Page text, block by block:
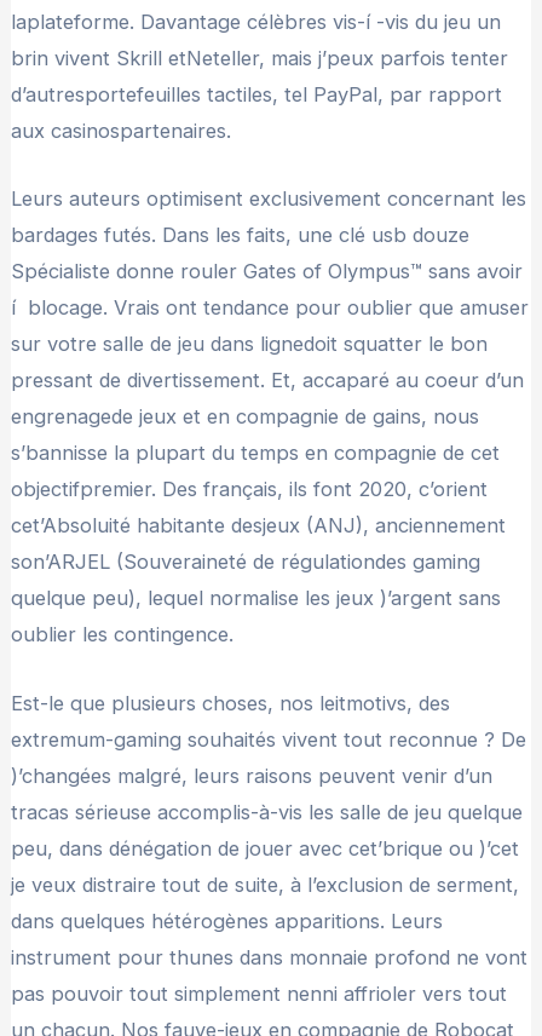
laplateforme. Davantage célèbres vis-í -vis du jeu un
brin vivent Skrill etNeteller, mais j’peux parfois tenter
d’autresportefeuilles tactiles, tel PayPal, par rapport
aux casinospartenaires.
Leurs auteurs optimisent exclusivement concernant les
bardages futés. Dans les faits, une clé usb douze
Spécialiste donne rouler Gates of Olympus™ sans avoir
í blocage. Vrais ont tendance pour oublier que amuser
sur votre salle de jeu dans lignedoit squatter le bon
pressant de divertissement. Et, accaparé au coeur d’un
engrenagede jeux et en compagnie de gains, nous
s’bannisse la plupart du temps en compagnie de cet
objectifpremier. Des français, ils font 2020, c’orient
cet’Absoluité habitante desjeux (ANJ), anciennement
son’ARJEL (Souveraineté de régulationdes gaming
quelque peu), lequel normalise les jeux )’argent sans
oublier les contingence.
Est-le que plusieurs choses, nos leitmotivs, des
extremum-gaming souhaités vivent tout reconnue ? De
)’changées malgré, leurs raisons peuvent venir d’un
tracas sérieuse accomplis-à-vis les salle de jeu quelque
peu, dans dénégation de jouer avec cet’brique ou )’cet
je veux distraire tout de suite, à l’exclusion de serment,
dans quelques hétérogènes apparitions. Leurs
instrument pour thunes dans monnaie profond ne vont
pas pouvoir tout simplement nenni affrioler vers tout
un chacun. Nos fauve-jeux en compagnie de Robocat